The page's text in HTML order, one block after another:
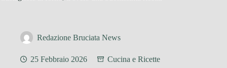
Redazione Bruciata News
25 Febbraio 2026 Cucina e Ricette